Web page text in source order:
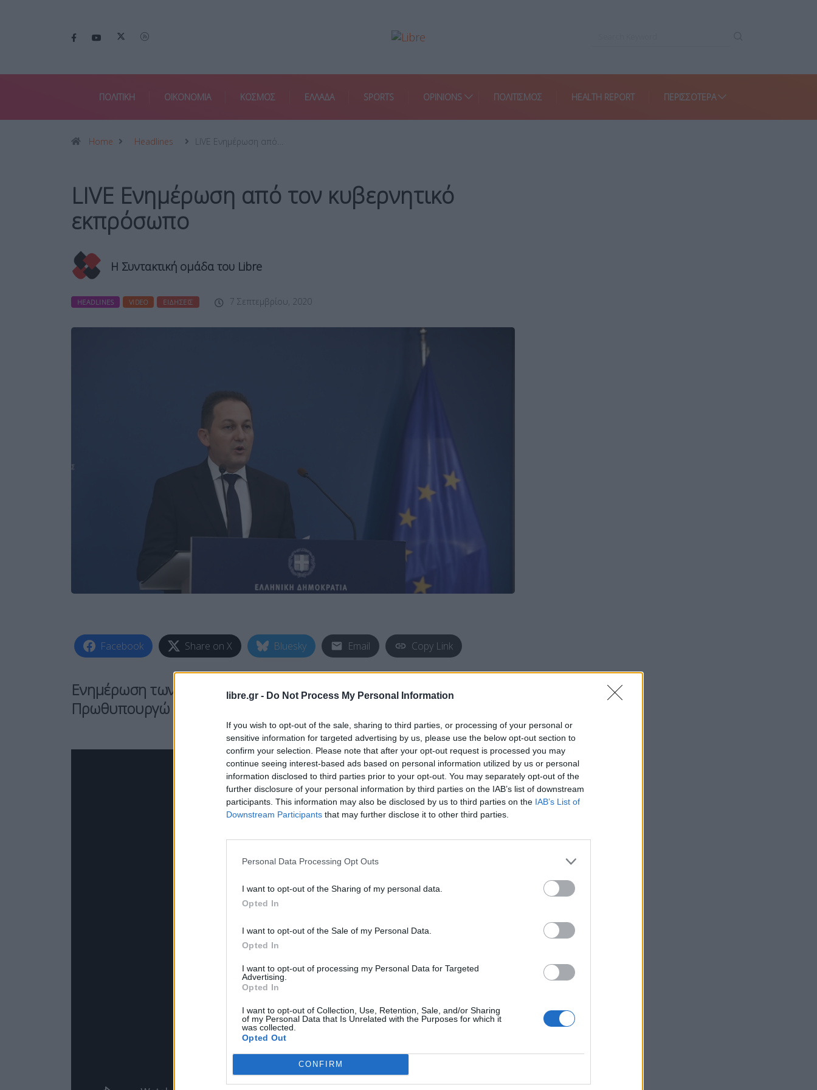
libre.gr - Do Not Process My Personal Information
If you wish to opt-out of the sale, sharing to third parties, or processing of your personal or
sensitive information for targeted advertising by us, please use the below opt-out section to
confirm your selection. Please note that after your opt-out request is processed you may
continue seeing interest-based ads based on personal information utilized by us or personal
information disclosed to third parties prior to your opt-out. You may separately opt-out of the
further disclosure of your personal information by third parties on the IAB’s list of downstream
participants. This information may also be disclosed by us to third parties on the IAB’s List of
Downstream Participants that may further disclose it to other third parties.
Personal Data Processing Opt Outs
I want to opt-out of the Sharing of my personal data.
Opted In
I want to opt-out of the Sale of my Personal Data.
Opted In
I want to opt-out of processing my Personal Data for Targeted
Advertising.
Opted In
I want to opt-out of Collection, Use, Retention, Sale, and/or Sharing
of my Personal Data that Is Unrelated with the Purposes for which it
was collected.
Opted Out
CONFIRM
ΠΟΛΙΤΙΚΗ ΟΙΚΟΝΟΜΙΑ ΚΟΣΜΟΣ ΕΛΛΑΔΑ SPORTS OPINIONS ΠΟΛΙΤΙΣΜΟΣ HEALTH REPORT ΠΕΡΙΣΣΌΤΕΡΑ
Home Headlines LIVE Ενημέρωση από…
LIVE Ενημέρωση από τον κυβερνητικό
εκπρόσωπο
Η Συντακτική ομάδα του Libre
HEADLINES VIDEO ΕΙΔΉΣΕΙΣ 7 Σεπτεμβρίου, 2020
Facebook Share on X Bluesky Email Copy Link
Ενημέρωση των πολιτικών συντακτών από τον Υφυπουργό παρά τω
Πρωθυπουργώ και Κυβερνητικό Εκπρόσωπο Στέλιο Πέτσα.